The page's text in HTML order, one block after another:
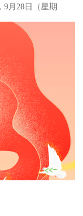
9月28日（星期
庆节快乐！深圳市